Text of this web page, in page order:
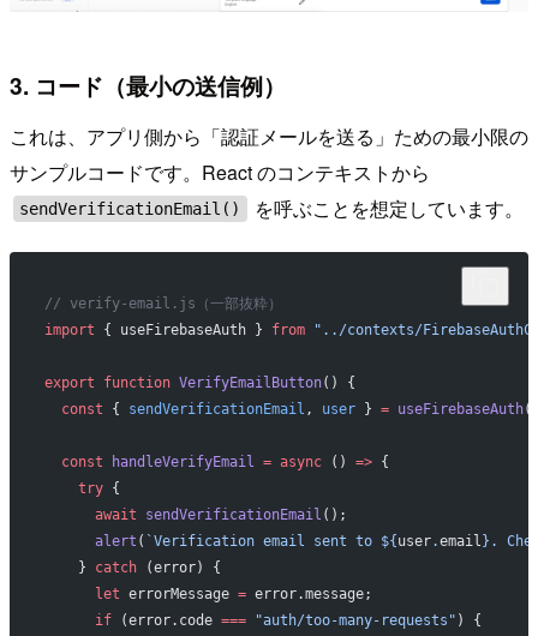
3. コード（最小の送信例）
これは、アプリ側から「認証メールを送る」ための最小限の
サンプルコードです。React のコンテキストから
sendVerificationEmail() を呼ぶことを想定しています。
// verify-email.js（一部抜粋）
import { useFirebaseAuth } from "../contexts/
export function VerifyEmailButton() {
  const
{ sendVerificationEmail , user } = useFirebaseAuth
  const
handleVerifyEmail = async () => {
    try
{
      await
sendVerificationEmail ();
      alert
( `Verification email sent to ${user.email}.
    }
catch (error) {
      let
errorMessage = error.message;
      if
(error.code === "auth/too-many-requests" ) {